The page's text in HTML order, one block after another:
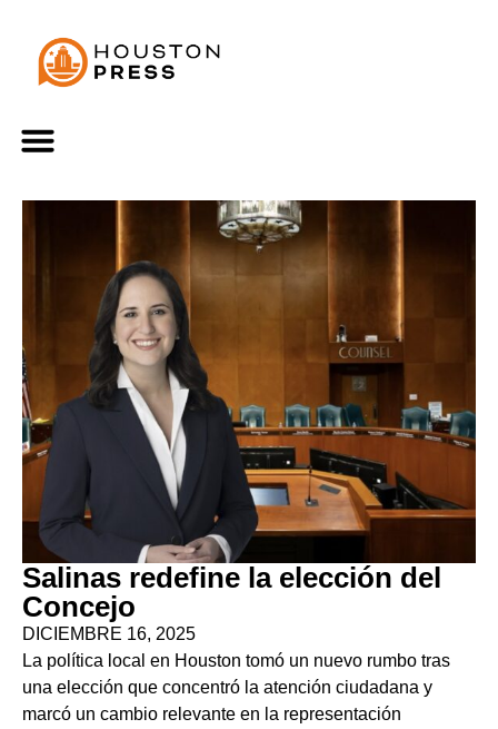
Salinas redefine la elección del
Concejo
DICIEMBRE 16, 2025
La política local en Houston tomó un nuevo rumbo tras
una elección que concentró la atención ciudadana y
marcó un cambio relevante en la representación